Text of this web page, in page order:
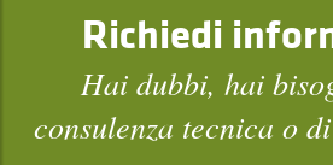
Richiedi
Hai dubbi, hai
consulenza tecnica o